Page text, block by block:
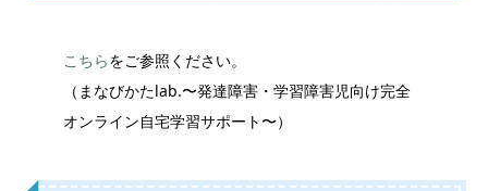
こちらをご参照ください。
（まなびかたlab.〜発達障害・学習障害児向け完全
オンライン自宅学習サポート〜）